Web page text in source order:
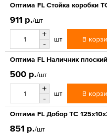
Оптима FL Стойка коробки
911 р./шт
+
-
шт В
Оптима FL Наличник
500 р./шт
+
-
шт В
Оптима FL Добор ТС
851 р./шт